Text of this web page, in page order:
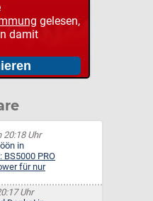
gelesen,
damit
Uhr
in
BS5000 PRO
für nur
Uhr